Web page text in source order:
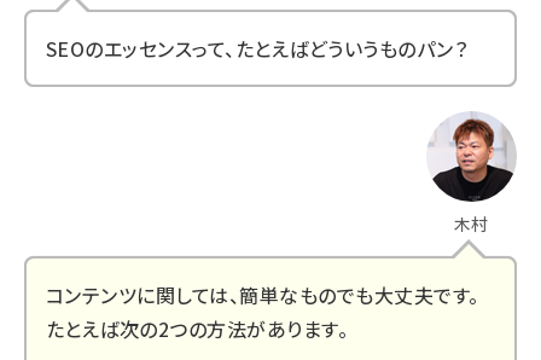
SEOのエッセンスって、たとえばどういうものパン？
木村
コンテンツに関しては、簡単なものでも大丈夫です。
たとえば次の2つの方法があります。